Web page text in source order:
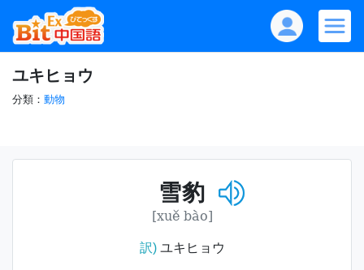
ユキヒョウ
分類： 動物
雪豹
[xuě bào]
訳)ユキヒョウ